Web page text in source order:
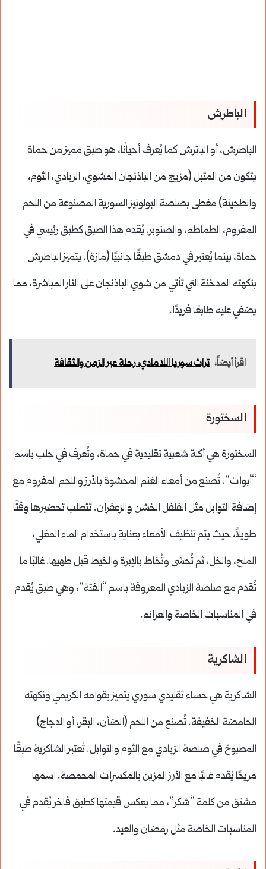
الباطرش
الباطرش، أو الباترش كما يُعرف أحيانًا، هو طبق مميز من حماة
يتكون من المتبل (مزيج من الباذنجان المشوي، الزبادي، الثوم،
والطحينة) مغطى بصلصة البولونيز السورية المصنوعة من اللحم
المفروم، الطماطم، والصنوبر. يُقدم هذا الطبق كطبق رئيسي في
حماة، بينما يُعتبر في دمشق طبقًا جانبيًا (مازة). يتميز الباطرش
بنكهته المدخنة التي تأتي من شوي الباذنجان على النار المباشرة، مما
يضفي عليه طابعًا فريدًا.
اقرأ أيضاً: تراث سوريا اللا مادي: رحلة عبر الزمن والثقافة
السختورة
السختورة هي أكلة شعبية تقليدية في حماة، وتُعرف في حلب باسم
“أبوات”. تُصنع من أمعاء الغنم المحشوة بالأرز واللحم المفروم مع
إضافة التوابل مثل الفلفل الخشن والزعفران. تتطلب تحضيرها وقتًا
طويلاً، حيث يتم تنظيف الأمعاء بعناية باستخدام الماء المغلي،
الملح، والخل، ثم تُحشى وتُخاط بالإبرة والخيط قبل طهيها. غالبًا ما
تُقدم مع صلصة الزبادي المعروفة باسم “الفتة”، وهي طبق يُقدم
في المناسبات الخاصة والعزائم.
الشاكرية
الشاكرية هي حساء تقليدي سوري يتميز بقوامه الكريمي ونكهته
الحامضة الخفيفة. تُصنع من اللحم (الضأن، البقر، أو الدجاج)
المطبوخ في صلصة الزبادي مع الثوم والتوابل. تُعتبر الشاكرية طبقًا
مريحًا يُقدم غالبًا مع الأرز المزين بالمكسرات المحمصة. اسمها
مشتق من كلمة “شكر”، مما يعكس قيمتها كطبق فاخر يُقدم في
المناسبات الخاصة مثل رمضان والعيد.